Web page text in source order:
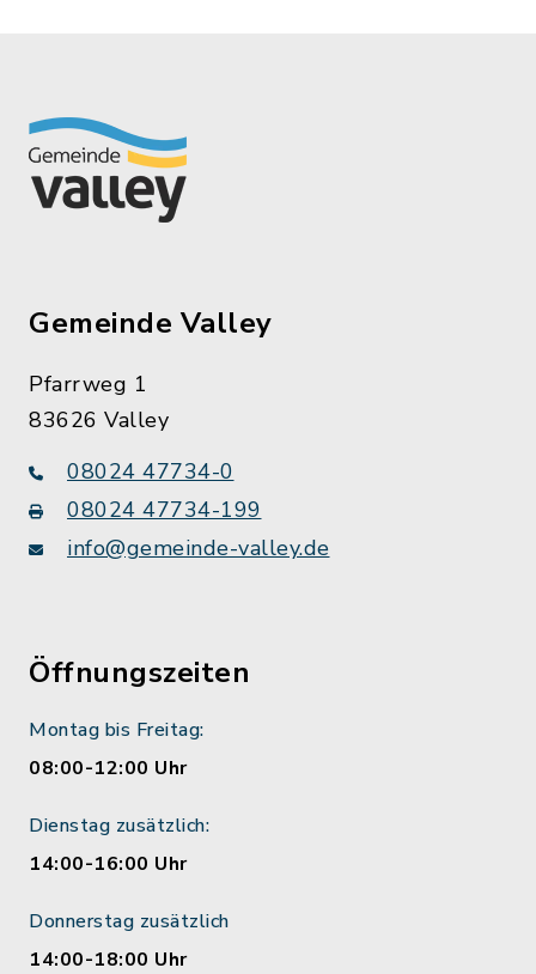
Gemeinde Valley
Pfarrweg 1
83626 Valley
08024 47734-0
08024 47734-199
info@gemeinde-valley.de
Öffnungszeiten
Montag bis Freitag:
08:00-12:00 Uhr
Dienstag zusätzlich:
14:00-16:00 Uhr
Donnerstag zusätzlich
14:00-18:00 Uhr